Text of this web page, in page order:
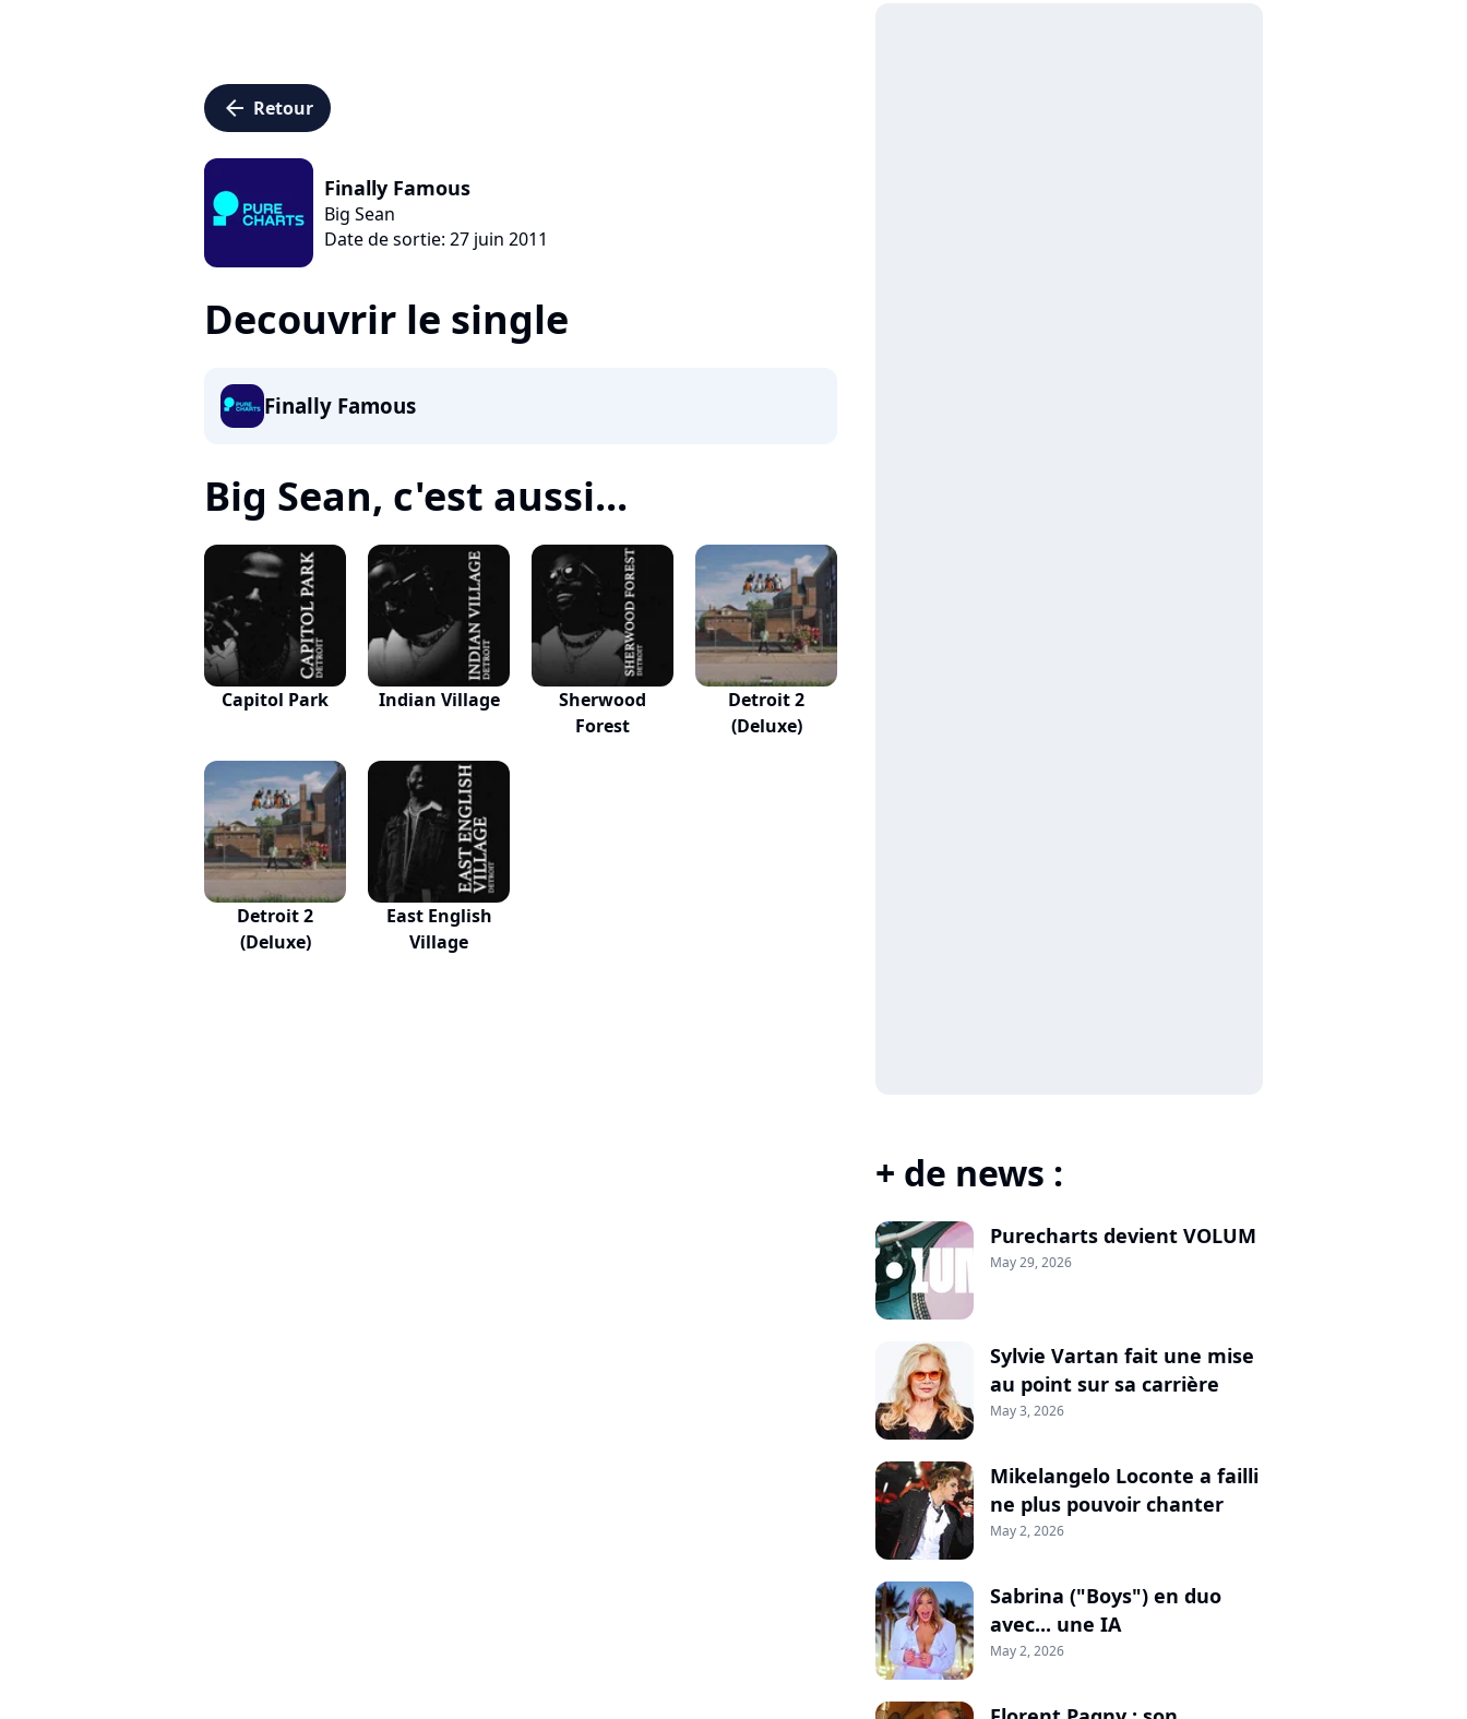
arrow_left Retour
Finally Famous
Big Sean
Date de sortie: 27 juin 2011
Decouvrir le single
Finally Famous
Big Sean, c'est aussi...
Capitol Park Indian Village
Sherwood
Forest
Detroit 2
(Deluxe)
Detroit 2
(Deluxe)
East English
Village
+ de news :
Purecharts devient VOLUM
May 29, 2026
Sylvie Vartan fait une mise
au point sur sa carrière
May 3, 2026
Mikelangelo Loconte a failli
ne plus pouvoir chanter
May 2, 2026
Sabrina ("Boys") en duo
avec... une IA
May 2, 2026